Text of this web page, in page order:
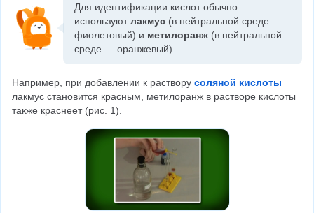
Для идентификации кислот обычно
используют лакмус (в нейтральной среде —
фиолетовый) и метилоранж (в нейтральной
среде — оранжевый).
Например, при добавлении к раствору соляной кислоты
лакмус становится красным, метилоранж в растворе кислоты
также краснеет (рис. 1).